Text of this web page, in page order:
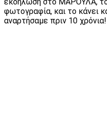
φωτογραφία, και το κάνει
αναρτήσαμε πριν 10 χρόνια!